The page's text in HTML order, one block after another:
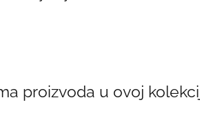
proizvoda u ovoj